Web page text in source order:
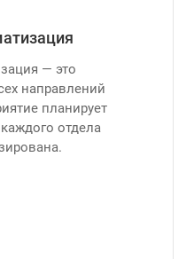
— это
направлений
планирует
отдела